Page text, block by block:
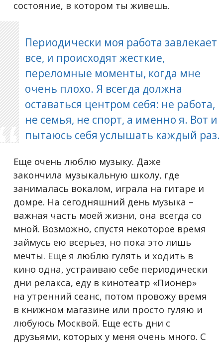
состояние, в котором ты живешь.
Периодически моя работа завлекает
все, и происходят жесткие,
переломные моменты, когда мне
очень плохо. Я всегда должна
оставаться центром себя: не работа,
не семья, не спорт, а именно я. Вот и
пытаюсь себя услышать каждый раз.
Еще очень люблю музыку. Даже
закончила музыкальную школу, где
занималась вокалом, играла на гитаре и
домре. На сегодняшний день музыка –
важная часть моей жизни, она всегда со
мной. Возможно, спустя некоторое время
займусь ею всерьез, но пока это лишь
мечты. Еще я люблю гулять и ходить в
кино одна, устраиваю себе периодически
дни релакса, еду в кинотеатр «Пионер»
на утренний сеанс, потом провожу время
в книжном магазине или просто гуляю и
любуюсь Москвой. Еще есть дни с
друзьями, которых у меня очень много. С